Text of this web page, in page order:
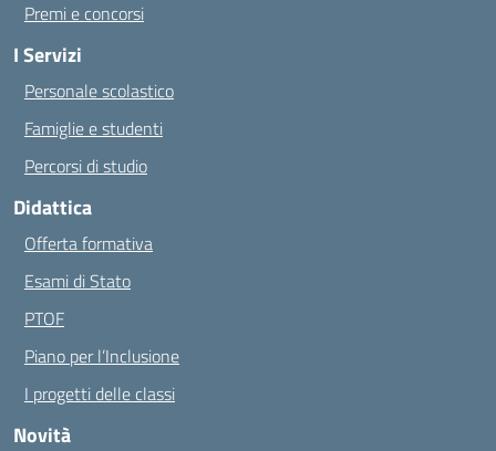
Premi e concorsi
I Servizi
Personale scolastico
Famiglie e studenti
Percorsi di studio
Didattica
Offerta formativa
Esami di Stato
PTOF
Piano per l’Inclusione
I progetti delle classi
Novità